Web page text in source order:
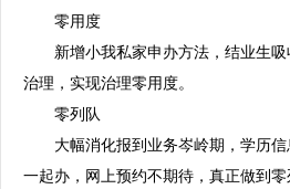
零用度
新增小我私家申办方法，结业生吸
治理，实现治理零用度。
零列队
大幅消化报到业务岑岭期，学历信
一起办，网上预约不期待，真正做到零